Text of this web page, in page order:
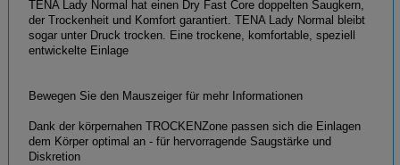
TENA Lady Normal hat einen Dry Fast Core doppelten Saugkern,
der Trockenheit und Komfort garantiert. TENA Lady Normal bleibt
sogar unter Druck trocken. Eine trockene, komfortable, speziell
entwickelte Einlage
Bewegen Sie den Mauszeiger für mehr Informationen
Dank der körpernahen TROCKENZone passen sich die Einlagen
dem Körper optimal an - für hervorragende Saugstärke und
Diskretion